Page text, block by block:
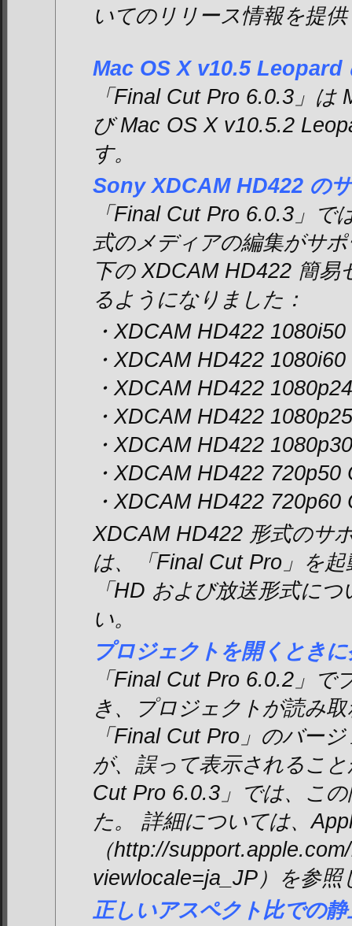
いてのリリース情報を提
Mac OS X v10.5 Leopard
「Final Cut Pro 6.0.3」は
び Mac OS X v10.5.2
す。
Sony XDCAM HD422 の
「Final Cut Pro 6.0.3」で
式のメディアの編集がサ
下の XDCAM HD422 簡易
るようになりました：
・XDCAM HD422
・XDCAM HD422
・XDCAM HD422
・XDCAM HD422
・XDCAM HD422
・XDCAM HD422 720p50
・XDCAM HD422 720p60
XDCAM HD422 形式のサ
は、「Final Cut Pro」を
「HD および放送形式に
い。
プロジェクトを開くとき
「Final Cut Pro 6.0.2」で
き、プロジェクトが読み
「Final Cut Pro」のバー
が、誤って表示されるこ
Cut Pro 6.0.3」では、こ
た。 詳細については、
（http://
viewlocale=ja_JP）を参照
正しいアスペクト比での